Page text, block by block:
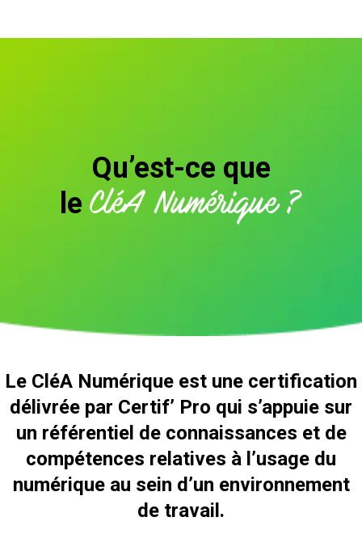
Qu’est-ce que
le CléA Numérique ?
Le CléA Numérique est une certification
délivrée par Certif’ Pro qui s’appuie sur
un référentiel de connaissances et de
compétences relatives à l’usage du
numérique au sein d’un environnement
de travail.